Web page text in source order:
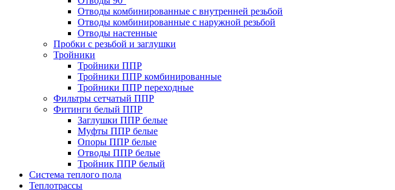
Отводы комбинированные с внутренней резьбой
Отводы комбинированные с наружной резьбой
Отводы настенные
Пробки с резьбой и заглушки
Тройники
Тройники ППР
Тройники ППР комбинированные
Тройники ППР переходные
Фильтры сетчатый ППР
Фитинги белый ППР
Заглушки ППР белые
Муфты ППР белые
Опоры ППР белые
Отводы ППР белые
Тройник ППР белый
Система теплого пола
Теплотрассы